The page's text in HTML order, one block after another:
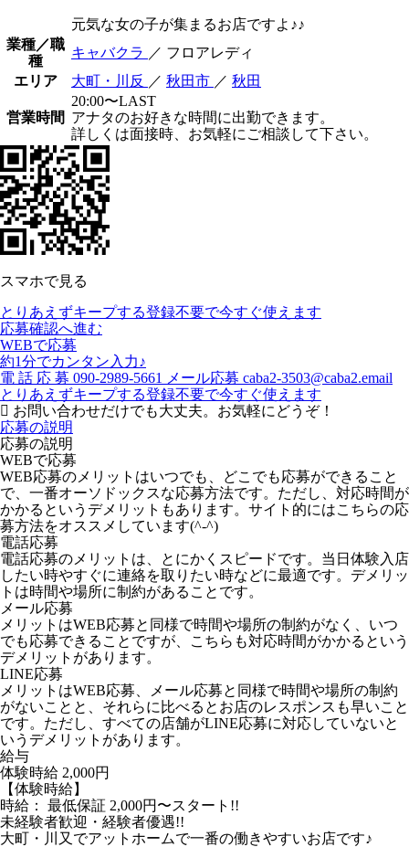
元気な女の子が集まるお店ですよ♪♪
業種／職
種
キャバクラ ／ フロアレディ
エリア
大町・川反 ／ 秋田市 ／ 秋田
営業時間
20:00〜LAST
アナタのお好きな時間に出勤できます。
詳しくは面接時、お気軽にご相談して下さい。
スマホで見る
とりあえずキープする登録不要で今すぐ使えます
応募確認へ進む
WEBで応募
約1分でカンタン入力♪
電 話 応 募 090-2989-5661 メール応募 caba2-3503@caba2.email
とりあえずキープする登録不要で今すぐ使えます
お問い合わせだけでも大丈夫。お気軽にどうぞ！
応募の説明
応募の説明
WEBで応募
WEB応募のメリットはいつでも、どこでも応募ができること
で、一番オーソドックスな応募方法です。ただし、対応時間が
かかるというデメリットもあります。サイト的にはこちらの応
募方法をオススメしています(^-^)
電話応募
電話応募のメリットは、とにかくスピードです。当日体験入店
したい時やすぐに連絡を取りたい時などに最適です。デメリッ
トは時間や場所に制約があることです。
メール応募
メリットはWEB応募と同様で時間や場所の制約がなく、いつ
でも応募できることですが、こちらも対応時間がかかるという
デメリットがあります。
LINE応募
メリットはWEB応募、メール応募と同様で時間や場所の制約
がないことと、それらに比べるとお店のレスポンスも早いこと
です。ただし、すべての店舗がLINE応募に対応していないと
いうデメリットがあります。
給与
体験時給 2,000円
【体験時給】
時給： 最低保証 2,000円〜スタート!!
未経験者歓迎・経験者優遇!!
大町・川又でアットホームで一番の働きやすいお店です♪